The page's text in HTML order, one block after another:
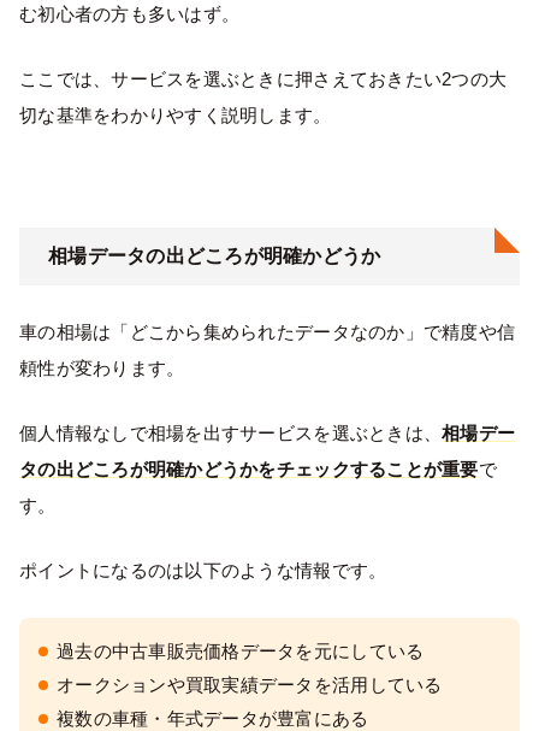
む初心者の方も多いはず。
ここでは、サービスを選ぶときに押さえておきたい2つの大
切な基準をわかりやすく説明します。
相場データの出どころが明確かどうか
車の相場は「どこから集められたデータなのか」で精度や信
頼性が変わります。
個人情報なしで相場を出すサービスを選ぶときは、相場デー
タの出どころが明確かどうかをチェックすることが重要で
す。
ポイントになるのは以下のような情報です。
過去の中古車販売価格データを元にしている
オークションや買取実績データを活用している
複数の車種・年式データが豊富にある